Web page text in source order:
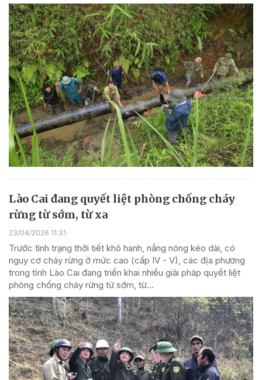
Lào Cai đang quyết liệt phòng chống cháy
rừng từ sớm, từ xa
23/04/2026 11:31
Trước tình trạng thời tiết khô hanh, nắng nóng kéo dài, có
nguy cơ cháy rừng ở mức cao (cấp IV - V), các địa phương
trong tỉnh Lào Cai đang triển khai nhiều giải pháp quyết liệt
phòng chống cháy rừng từ sớm, từ...